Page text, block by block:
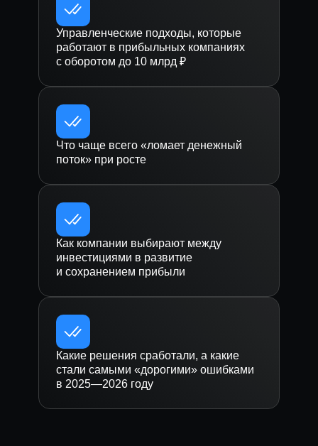
Управленческие подходы, которые
работают в прибыльных компаниях
с оборотом до 10 млрд ₽
Что чаще всего «ломает денежный
поток» при росте
Как компании выбирают между
инвестициями в развитие
и сохранением прибыли
Какие решения сработали, а какие
стали самыми «дорогими» ошибками
в 2025—2026 году